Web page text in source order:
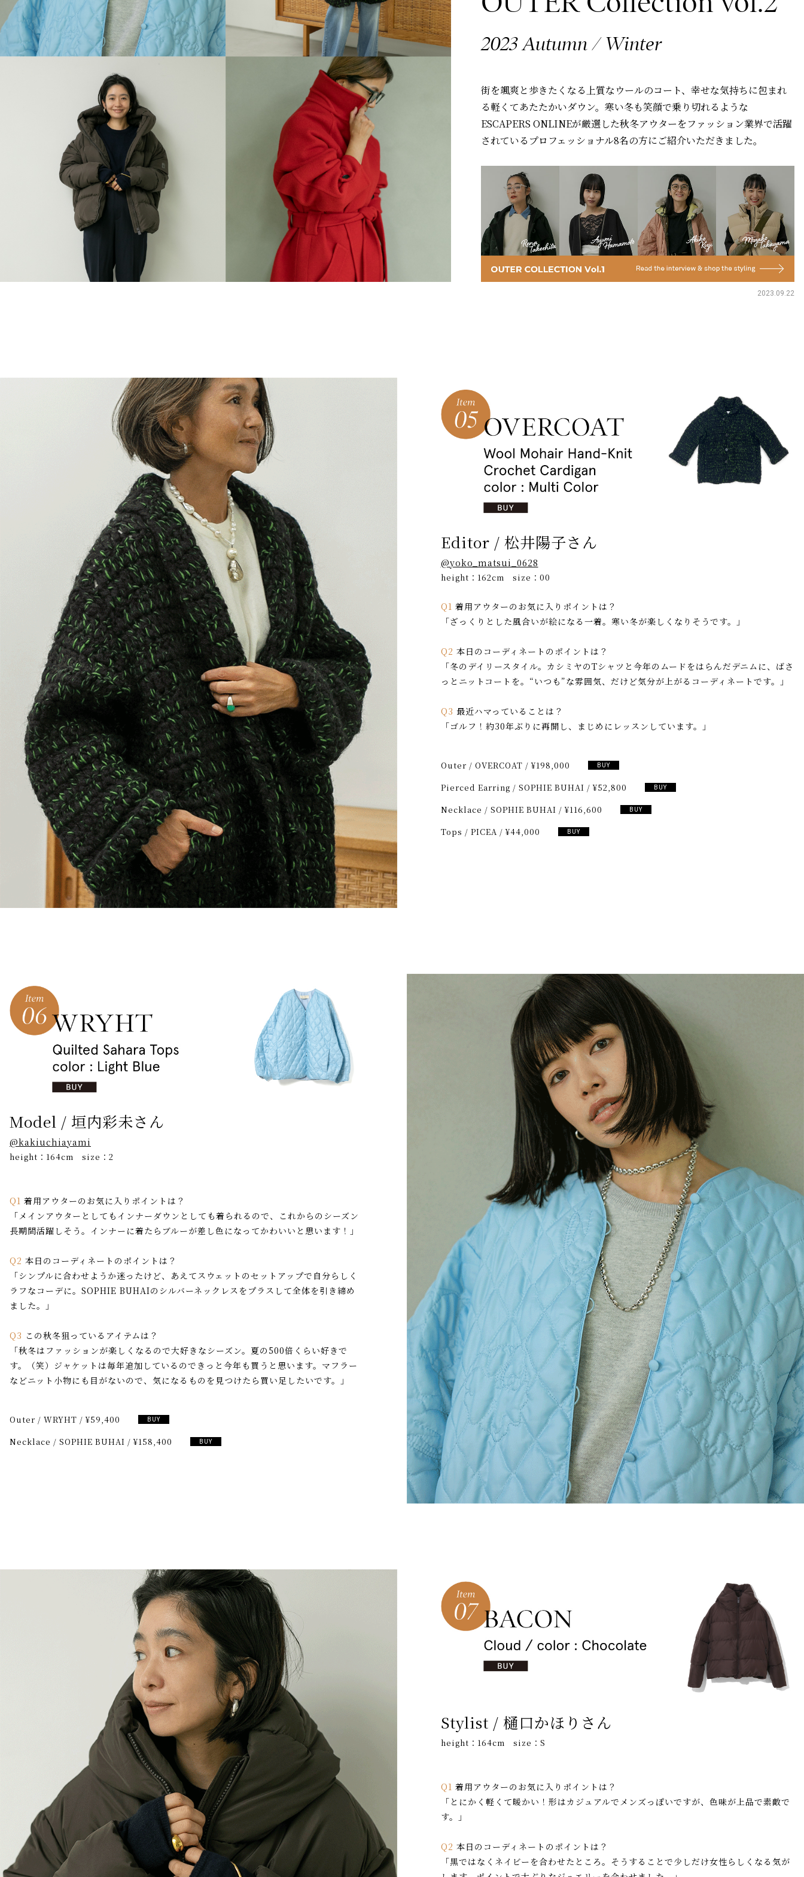
2023 Autumn / Winter
街を颯爽と歩きたくなる上質なウールのコート、幸せな気持ちに包まれ
る軽くてあたたかいダウン。寒い冬も笑顔で乗り切れるような
ESCAPERS ONLINEが厳選した秋冬アウターをファッション業界で活躍
されているプロフェッショナル8名の方にご紹介いただきました。
2023.09.22
Editor / 松井陽子さん
@yoko_matsui_0628
height：162cm size：00
Q1 着用アウターのお気に入りポイントは？
「ざっくりとした風合いが絵になる一着。寒い冬が楽しくなりそうです。」
Q2 本日のコーディネートのポイントは？
「冬のデイリースタイル。カシミヤのTシャツと今年のムードをはらんだデニムに、ばさ
っとニットコートを。“いつも”な雰囲気、だけど気分が上がるコーディネートです。」
Q3 最近ハマっていることは？
「ゴルフ！約30年ぶりに再開し、まじめにレッスンしています。」
Outer / OVERCOAT /¥198,000 BUY
Pierced Earring / SOPHIE BUHAI /¥52,800 BUY
Necklace / SOPHIE BUHAI /¥116,600 BUY
Tops / PICEA/¥44,000 BUY
Model / 垣内彩未さん
@kakiuchiayami
height：164cm size：2
Q1 着用アウターのお気に入りポイントは？
「メインアウターとしてもインナーダウンとしても着られるので、これからのシーズン
長期間活躍しそう。インナーに着たらブルーが差し色になってかわいいと思います！」
Q2 本日のコーディネートのポイントは？
「シンプルに合わせようか迷ったけど、あえてスウェットのセットアップで自分らしく
ラフなコーデに。SOPHIE BUHAIのシルバーネックレスをプラスして全体を引き締め
ました。」
Q3 この秋冬狙っているアイテムは？
「秋冬はファッションが楽しくなるので大好きなシーズン。夏の500倍くらい好きで
す。（笑）ジャケットは毎年追加しているのできっと今年も買うと思います。マフラー
などニット小物にも目がないので、気になるものを見つけたら買い足したいです。」
Outer / WRYHT /¥59,400 BUY
Necklace / SOPHIE BUHAI /¥158,400 BUY
Stylist / 樋口かほりさん
height：164cm size：S
Q1 着用アウターのお気に入りポイントは？
「とにかく軽くて暖かい！形はカジュアルでメンズっぽいですが、色味が上品で素敵で
す。」
Q2 本日のコーディネートのポイントは？
「黒ではなくネイビーを合わせたところ。そうすることで少しだけ女性らしくなる気が